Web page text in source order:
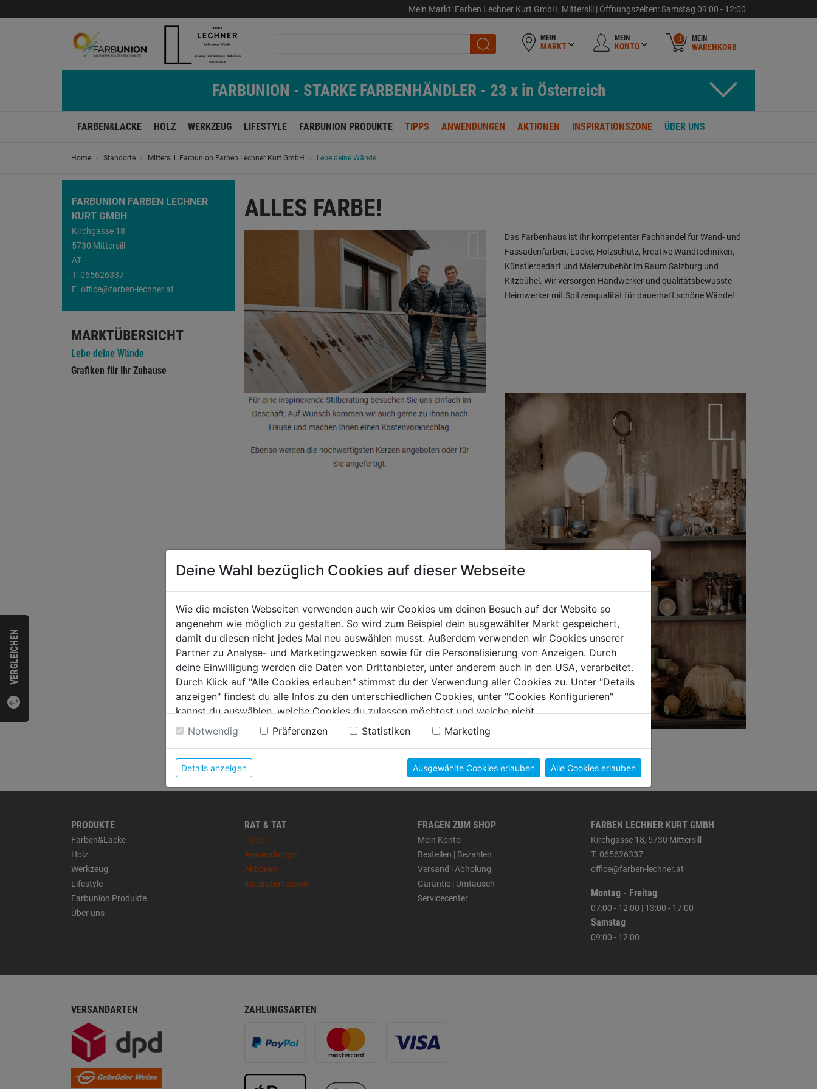
VERGLEICHEN
Mein Markt: Farben Lechner Kurt GmbH, Mittersill | Öffnungszeiten:Samstag 09:00 - 12:00
MEIN
MARKT
MEIN
KONTO
0 MEIN
WARENKORB
FARBUNION - STARKE FARBENHÄNDLER - 23 x in Österreich
FARBEN&LACKE HOLZ WERKZEUG LIFESTYLE FARBUNION PRODUKTE TIPPS ANWENDUNGEN AKTIONEN INSPIRATIONSZONE ÜBER UNS
Home Standorte Mittersill. Farbunion Farben Lechner Kurt GmbH Lebe deine Wände
FARBUNION FARBEN LECHNER
KURT GMBH
Kirchgasse 18
5730 Mittersill
AT
T. 065626337
E. office@farben-lechner.at
MARKTÜBERSICHT
Lebe deine Wände
Grafiken für Ihr Zuhause
ALLES FARBE!
Das Farbenhaus ist Ihr kompetenter Fachhandel für Wand- und
Fassadenfarben, Lacke, Holzschutz, kreative Wandtechniken,
Künstlerbedarf und Malerzubehör im Raum Salzburg und
Kitzbühel. Wir versorgen Handwerker und qualitätsbewusste
Heimwerker mit Spitzenqualität für dauerhaft schöne Wände!
PRODUKTE
Farben&Lacke
Holz
Werkzeug
Lifestyle
Farbunion Produkte
Über uns
RAT & TAT
Tipps
Anwendungen
Aktionen
Inspirationszone
FRAGEN ZUM SHOP
Mein Konto
Bestellen | Bezahlen
Versand | Abholung
Garantie | Umtausch
Servicecenter
FARBEN LECHNER KURT GMBH
Kirchgasse 18, 5730 Mittersill
T. 065626337
office@farben-lechner.at
Montag - Freitag
07:00 - 12:00 | 13:00 - 17:00
Samstag
09:00 - 12:00
VERSANDARTEN ZAHLUNGSARTEN
Deine Wahl bezüglich Cookies auf dieser Webseite
Wie die meisten Webseiten verwenden auch wir Cookies um deinen Besuch auf der Website so
angenehm wie möglich zu gestalten. So wird zum Beispiel dein ausgewählter Markt gespeichert,
damit du diesen nicht jedes Mal neu auswählen musst. Außerdem verwenden wir Cookies unserer
Partner zu Analyse- und Marketingzwecken sowie für die Personalisierung von Anzeigen. Durch
deine Einwilligung werden die Daten von Drittanbieter, unter anderem auch in den USA, verarbeitet.
Durch Klick auf "Alle Cookies erlauben" stimmst du der Verwendung aller Cookies zu. Unter "Details
anzeigen" findest du alle Infos zu den unterschiedlichen Cookies, unter "Cookies Konfigurieren"
kannst du auswählen, welche Cookies du zulassen möchtest und welche nicht.
Weitere Informationen findest du in unserer Datenschutzerklärung
Notwendig Präferenzen Statistiken Marketing
Details anzeigen Ausgewählte Cookies erlauben Alle Cookies erlauben